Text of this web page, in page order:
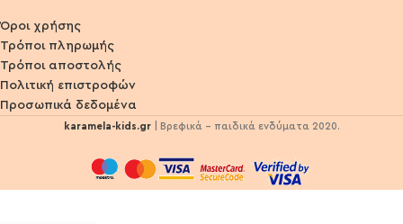
Όροι χρήσης
Τρόποι πληρωμής
Τρόποι αποστολής
Πολιτική επιστροφών
Προσωπικά δεδομένα
karamela-kids.gr | Βρεφικά - παιδικά ενδύματα 2020.